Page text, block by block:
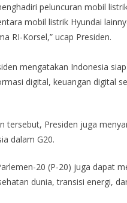
peluncuran mobil
mobil listrik Hyundai
RI-Korsel,” ucap Presiden.
mengatakan Indonesia
digital, keuangan digital
tersebut, Presiden juga
dalam G20.
20 (P-20) juga dapat
dunia, transisi energi,